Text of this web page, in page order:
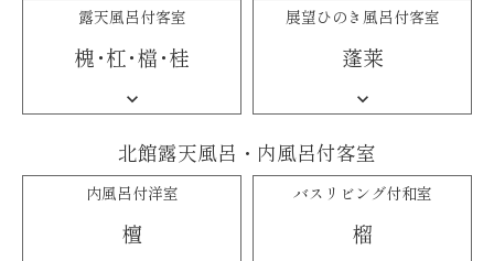
露天風呂付客室
槐・杠・檔・桂
展望ひのき風呂付客室
蓬莱
北館露天風呂・内風呂付客室
内風呂付洋室
檀
バスリビング付和室
榴